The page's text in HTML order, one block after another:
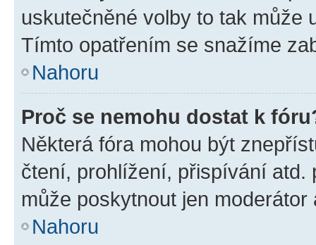
uskutečněné volby to tak může
Tímto opatřením se snažíme
Nahoru
Proč se nemohu dostat k
Některá fóra mohou být
čtení, prohlížení, přispívání atd.
může poskytnout jen
Nahoru